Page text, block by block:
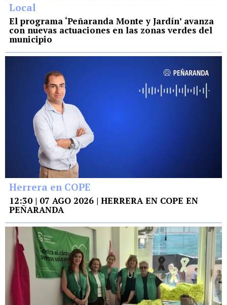
Local
El programa ‘Peñaranda Monte y Jardín’ avanza
con nuevas actuaciones en las zonas verdes del
municipio
Herrera en COPE
12:30 | 07 AGO 2026 | HERRERA EN COPE EN
PEÑARANDA